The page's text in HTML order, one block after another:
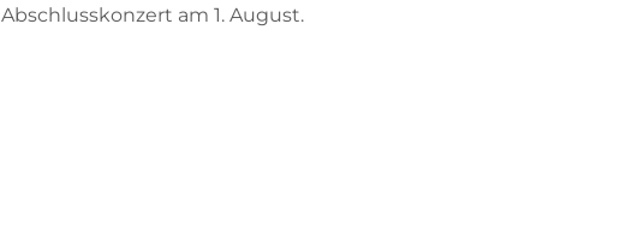
Abschlusskonzert am 1. August.